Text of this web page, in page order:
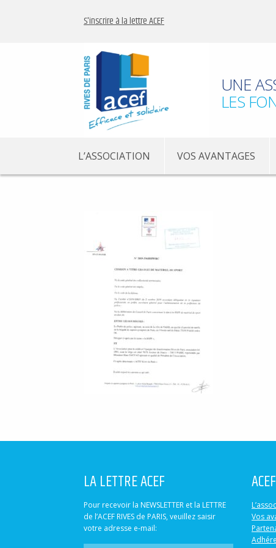
S'inscrire à la lettre ACEF
UNE
LES
L’ASSOCIATION VOS AVANTAGES
LA LETTRE ACEF
Pour recevoir la NEWSLETTER et la LETTRE
de l’ACEF RIVES de PARIS, veuillez saisir
votre adresse e-mail:
Vos